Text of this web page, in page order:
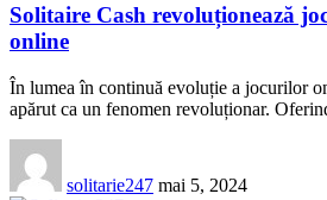
Solitaire Cash revoluționează
online
În lumea în continuă evoluție a jocurilor
apărut ca un fenomen revoluționar.
solitarie247 mai 5, 2024